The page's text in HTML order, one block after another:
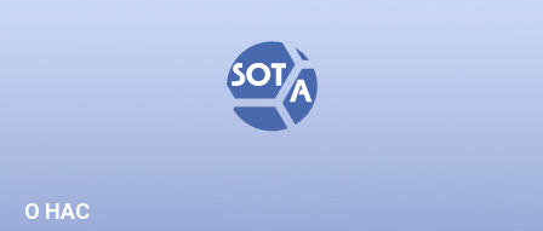
О НАС